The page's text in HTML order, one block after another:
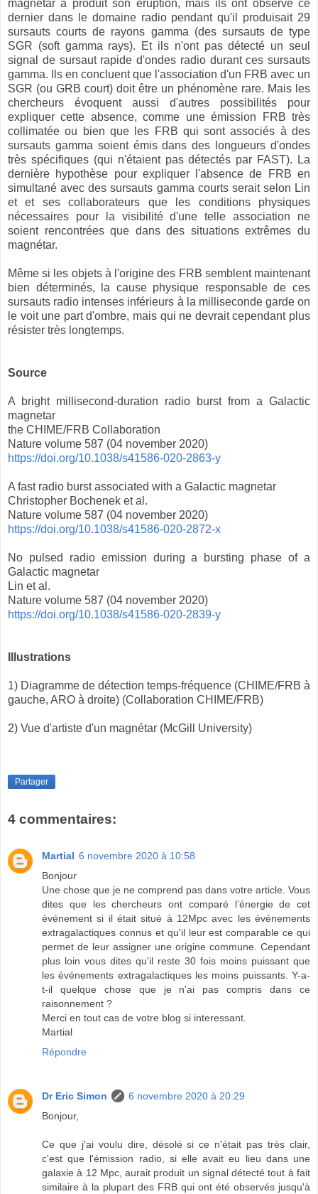
magnétar a produit son éruption, mais ils ont observé ce
dernier dans le domaine radio pendant qu'il produisait 29
sursauts courts de rayons gamma (des sursauts de type
SGR (soft gamma rays). Et ils n'ont pas détecté un seul
signal de sursaut rapide d'ondes radio durant ces sursauts
gamma. Ils en concluent que l'association d'un FRB avec un
SGR (ou GRB court) doit être un phénomène rare. Mais les
chercheurs évoquent aussi d'autres possibilités pour
expliquer cette absence, comme une émission FRB très
collimatée ou bien que les FRB qui sont associés à des
sursauts gamma soient émis dans des longueurs d'ondes
très spécifiques (qui n'étaient pas détectés par FAST). La
dernière hypothèse pour expliquer l'absence de FRB en
simultané avec des sursauts gamma courts serait selon Lin
et et ses collaborateurs que les conditions physiques
nécessaires pour la visibilité d'une telle association ne
soient rencontrées que dans des situations extrêmes du
magnétar.
Même si les objets à l'origine des FRB semblent maintenant
bien déterminés, la cause physique responsable de ces
sursauts radio intenses inférieurs à la milliseconde garde on
le voit une part d'ombre, mais qui ne devrait cependant plus
résister très longtemps.
Source
A bright millisecond-duration radio burst from a Galactic
magnetar
the CHIME/FRB Collaboration
Nature volume 587 (04 november 2020)
https://doi.org/10.1038/s41586-020-2863-y
A fast radio burst associated with a Galactic magnetar
Christopher Bochenek et al.
Nature volume 587 (04 november 2020)
https://doi.org/10.1038/s41586-020-2872-x
No pulsed radio emission during a bursting phase of a
Galactic magnetar
Lin et al.
Nature volume 587 (04 november 2020)
https://doi.org/10.1038/s41586-020-2839-y
Illustrations
1) Diagramme de détection temps-fréquence (CHIME/FRB à
gauche, ARO à droite) (Collaboration CHIME/FRB)
2) Vue d'artiste d'un magnétar (McGill University)
Partager
4 commentaires:
Martial 6 novembre 2020 à 10:58
Bonjour
Une chose que je ne comprend pas dans votre article. Vous
dites que les chercheurs ont comparé l’énergie de cet
événement si il était situé à 12Mpc avec les événements
extragalactiques connus et qu'il leur est comparable ce qui
permet de leur assigner une origine commune. Cependant
plus loin vous dites qu'il reste 30 fois moins puissant que
les événements extragalactiques les moins puissants. Y-a-
t-il quelque chose que je n'ai pas compris dans ce
raisonnement ?
Merci en tout cas de votre blog si interessant.
Martial
Répondre
Dr Eric Simon
6 novembre 2020 à 20:29
Bonjour,
Ce que j'ai voulu dire, désolé si ce n'était pas très clair,
c'est que l'émission radio, si elle avait eu lieu dans une
galaxie à 12 Mpc, aurait produit un signal détecté tout à fait
similaire à la plupart des FRB qui ont été observés jusqu'à